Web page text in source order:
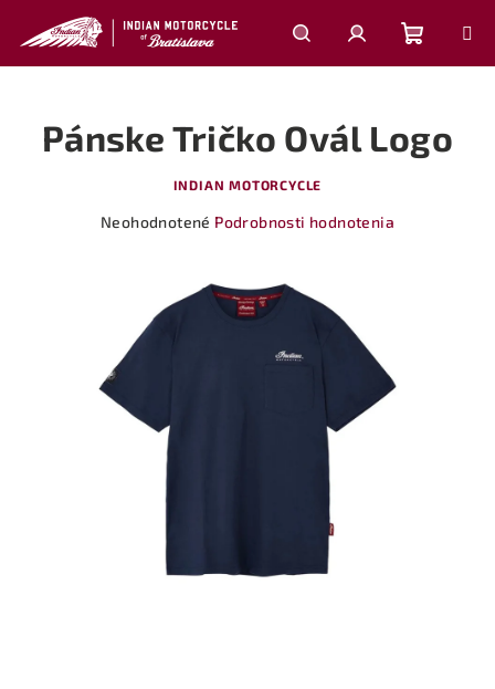
obsah
HľadaťPrihlásenie
košík
Pánske Tričko Ovál Logo
INDIAN MOTORCYCLE
Priemerné
hviezdičiek.
Neohodnotené Podrobnosti hodnotenia